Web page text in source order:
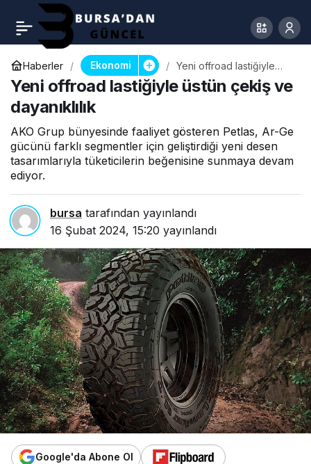
Haberler Ekonomi
Yeni offroad lastiğiyle
üstün çekiş ve
dayanıklılık
Yeni offroad lastiğiyle üstün çekiş ve
dayanıklılık
AKO Grup bünyesinde faaliyet gösteren Petlas, Ar-Ge
gücünü farklı segmentler için geliştirdiği yeni desen
tasarımlarıyla tüketicilerin beğenisine sunmaya devam
ediyor.
bursa tarafından yayınlandı
16 Şubat 2024, 15:20 yayınlandı
Google'da Abone Ol